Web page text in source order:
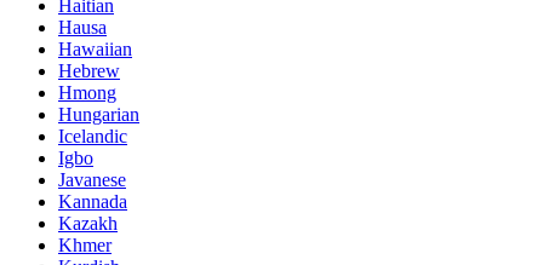
Haitian
Hausa
Hawaiian
Hebrew
Hmong
Hungarian
Icelandic
Igbo
Javanese
Kannada
Kazakh
Khmer